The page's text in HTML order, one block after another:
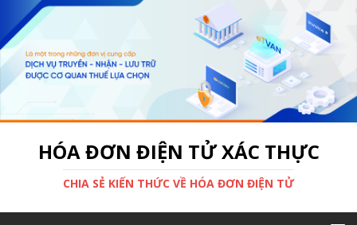
HÓA ĐƠN ĐIỆN TỬ XÁC THỰC
CHIA SẺ KIẾN THỨC VỀ HÓA ĐƠN ĐIỆN TỬ